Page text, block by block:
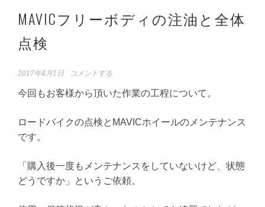
MAVICフリーボディの注油と全体
点検
2017年4月1日 コメントする
今回もお客様から頂いた作業の工程について。
ロードバイクの点検とMAVICホイールのメンテナンス
です。
「購入後一度もメンテナンスをしていないけど、状態
どうですか」というご依頼。